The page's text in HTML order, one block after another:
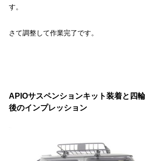
す。
さて調整して作業完了です。
APIOサスペンションキット装着と四
後のインプレッション